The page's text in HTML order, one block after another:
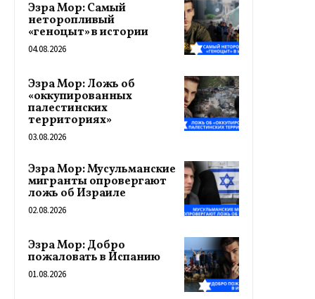
Эзра Мор: Самый
неторопливый
«геноцыт» в истории
04.08.2026
Эзра Мор: Ложь об
«оккупированных
палестинских
территориях»
03.08.2026
Эзра Мор: Мусульманские
мигранты опровергают
ложь об Израиле
02.08.2026
Эзра Мор: Добро
пожаловать в Испанию
01.08.2026